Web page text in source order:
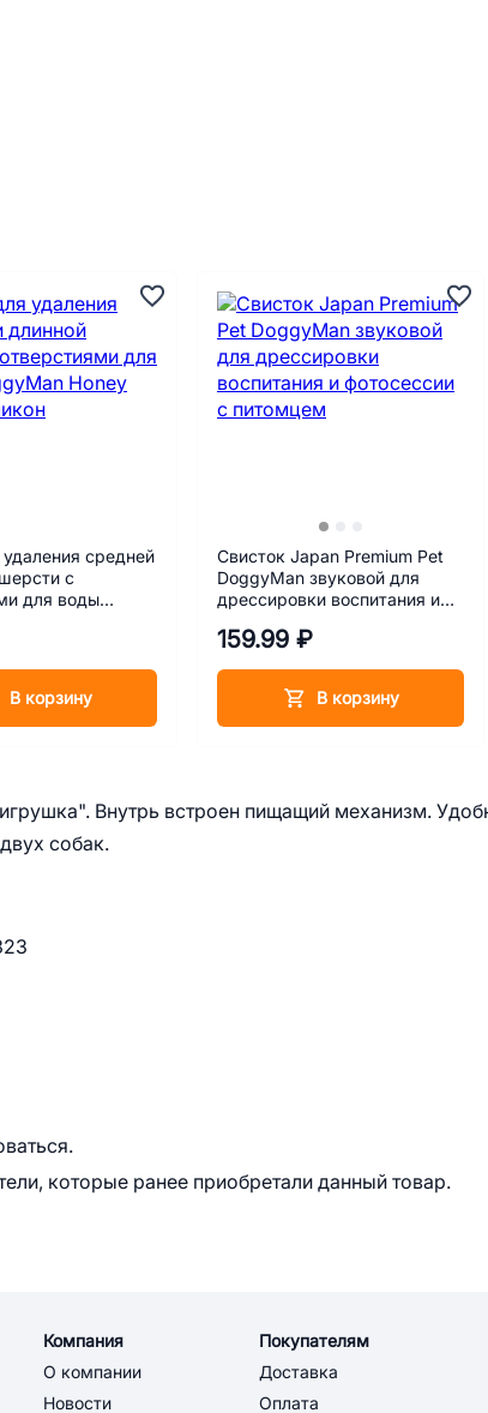
Внутрь встроен пищащий механизм.
собак.
средней
с
для воды
В корзину
Свисток Japan Premium Pet
DoggyMan звуковой для
дрессировки воспитания и
159.99 ₽
В корзину
которые ранее приобретали данный товар.
Компания
О компании
Новости
Покупателям
Доставка
Оплата